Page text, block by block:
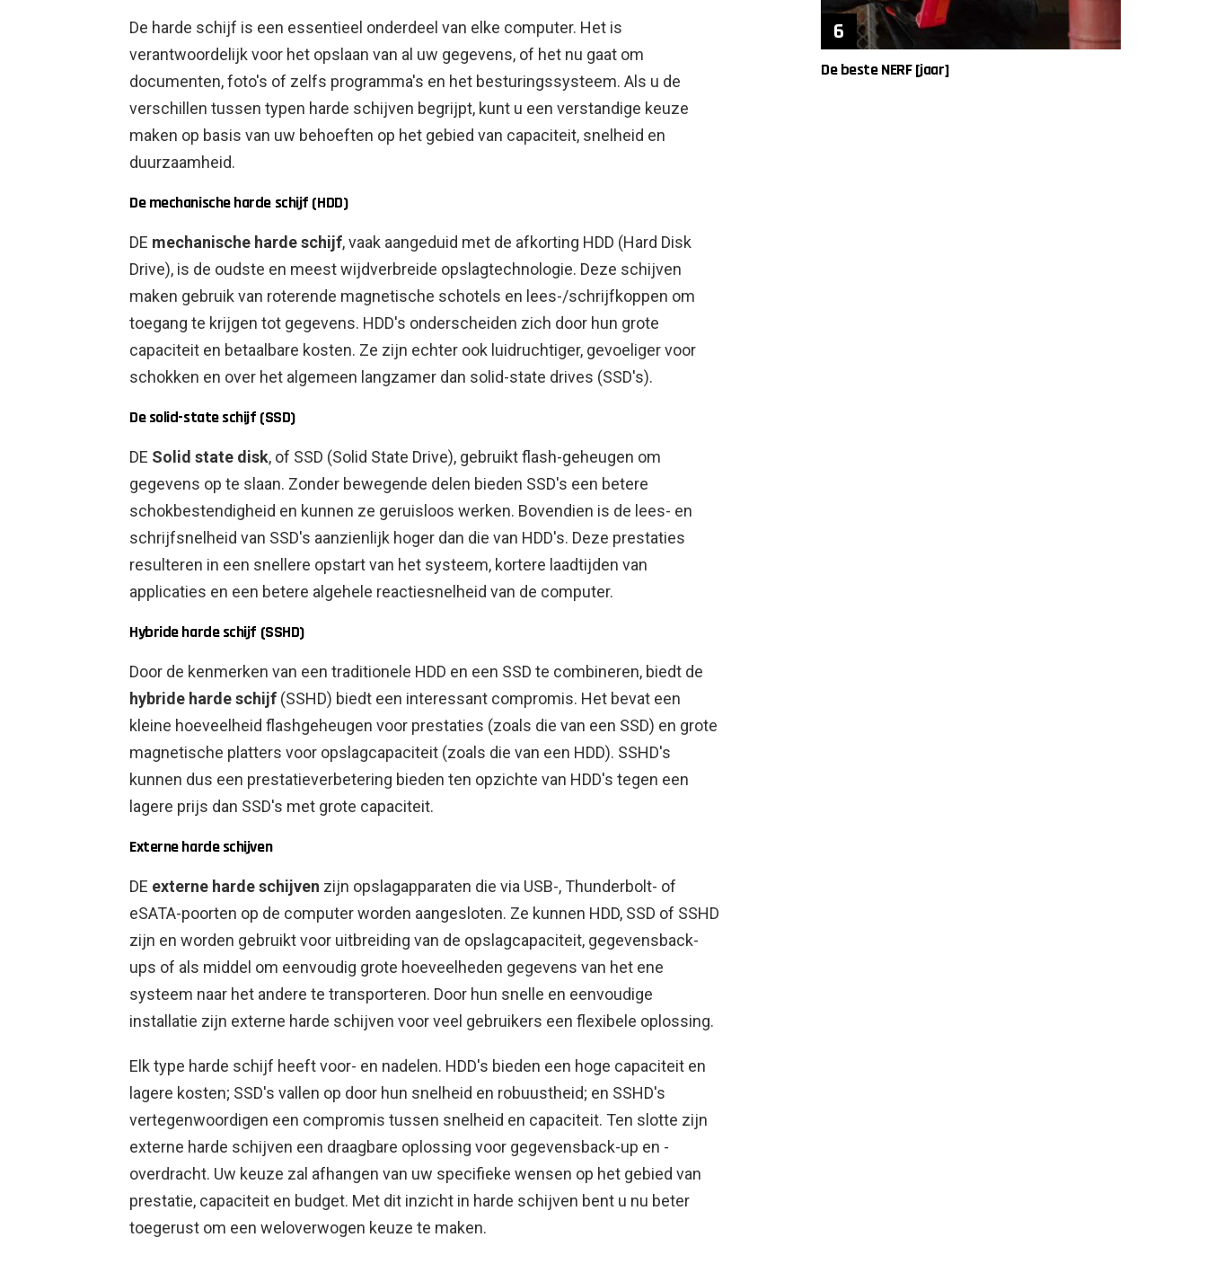
De harde schijf is een essentieel onderdeel van elke computer. Het is
verantwoordelijk voor het opslaan van al uw gegevens, of het nu gaat om
documenten, foto's of zelfs programma's en het besturingssysteem. Als u de
verschillen tussen typen harde schijven begrijpt, kunt u een verstandige keuze
maken op basis van uw behoeften op het gebied van capaciteit, snelheid en
duurzaamheid.
De mechanische harde schijf (HDD)
DE mechanische harde schijf, vaak aangeduid met de afkorting HDD (Hard Disk
Drive), is de oudste en meest wijdverbreide opslagtechnologie. Deze schijven
maken gebruik van roterende magnetische schotels en lees-/schrijfkoppen om
toegang te krijgen tot gegevens. HDD's onderscheiden zich door hun grote
capaciteit en betaalbare kosten. Ze zijn echter ook luidruchtiger, gevoeliger voor
schokken en over het algemeen langzamer dan solid-state drives (SSD's).
De solid-state schijf (SSD)
DE Solid state disk, of SSD (Solid State Drive), gebruikt flash-geheugen om
gegevens op te slaan. Zonder bewegende delen bieden SSD's een betere
schokbestendigheid en kunnen ze geruisloos werken. Bovendien is de lees- en
schrijfsnelheid van SSD's aanzienlijk hoger dan die van HDD's. Deze prestaties
resulteren in een snellere opstart van het systeem, kortere laadtijden van
applicaties en een betere algehele reactiesnelheid van de computer.
Hybride harde schijf (SSHD)
Door de kenmerken van een traditionele HDD en een SSD te combineren, biedt de
hybride harde schijf (SSHD) biedt een interessant compromis. Het bevat een
kleine hoeveelheid flashgeheugen voor prestaties (zoals die van een SSD) en grote
magnetische platters voor opslagcapaciteit (zoals die van een HDD). SSHD's
kunnen dus een prestatieverbetering bieden ten opzichte van HDD's tegen een
lagere prijs dan SSD's met grote capaciteit.
Externe harde schijven
DE externe harde schijven zijn opslagapparaten die via USB-, Thunderbolt- of
eSATA-poorten op de computer worden aangesloten. Ze kunnen HDD, SSD of SSHD
zijn en worden gebruikt voor uitbreiding van de opslagcapaciteit, gegevensback-
ups of als middel om eenvoudig grote hoeveelheden gegevens van het ene
systeem naar het andere te transporteren. Door hun snelle en eenvoudige
installatie zijn externe harde schijven voor veel gebruikers een flexibele oplossing.
Elk type harde schijf heeft voor- en nadelen. HDD's bieden een hoge capaciteit en
lagere kosten; SSD's vallen op door hun snelheid en robuustheid; en SSHD's
vertegenwoordigen een compromis tussen snelheid en capaciteit. Ten slotte zijn
externe harde schijven een draagbare oplossing voor gegevensback-up en -
overdracht. Uw keuze zal afhangen van uw specifieke wensen op het gebied van
prestatie, capaciteit en budget. Met dit inzicht in harde schijven bent u nu beter
toegerust om een ​​weloverwogen keuze te maken.
De beste NERF [jaar]